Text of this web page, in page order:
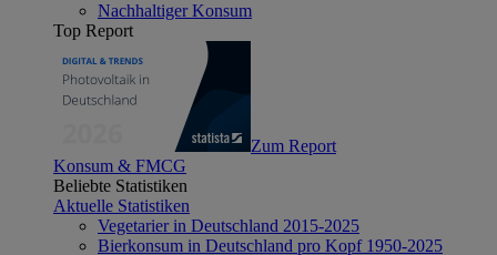
Nachhaltiger Konsum
Top Report
Zum Report
Konsum & FMCG
Beliebte Statistiken
Aktuelle Statistiken
Vegetarier in Deutschland 2015-2025
Bierkonsum in Deutschland pro Kopf 1950-2025